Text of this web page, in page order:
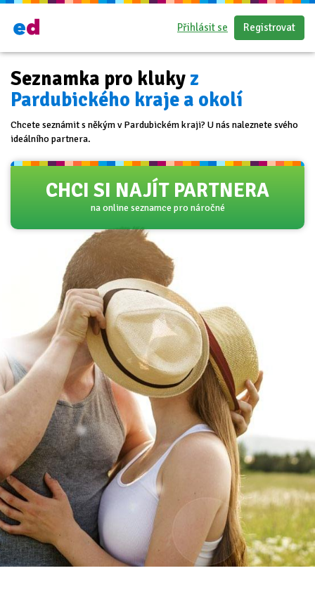
Přihlásit se Registrovat
Seznamka pro kluky z
Pardubického kraje a okolí
Chcete seznámit s někým v Pardubickém kraji? U nás naleznete svého
ideálního partnera.
CHCI SI NAJÍT PARTNERA
na online seznamce pro náročné